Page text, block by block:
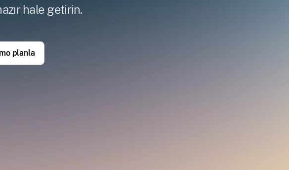
hale getirin.
planla